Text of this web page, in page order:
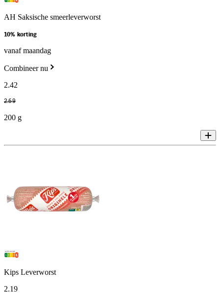
AH Saksische smeerleverworst
10% korting
vanaf maandag
Combineer nu
2.42
2.69
200 g
Kips Leverworst
2.19